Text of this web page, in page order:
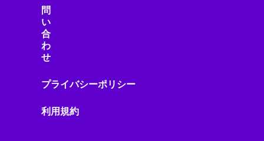
問
い
合
わ
せ
プライバシーポリシー
利用規約